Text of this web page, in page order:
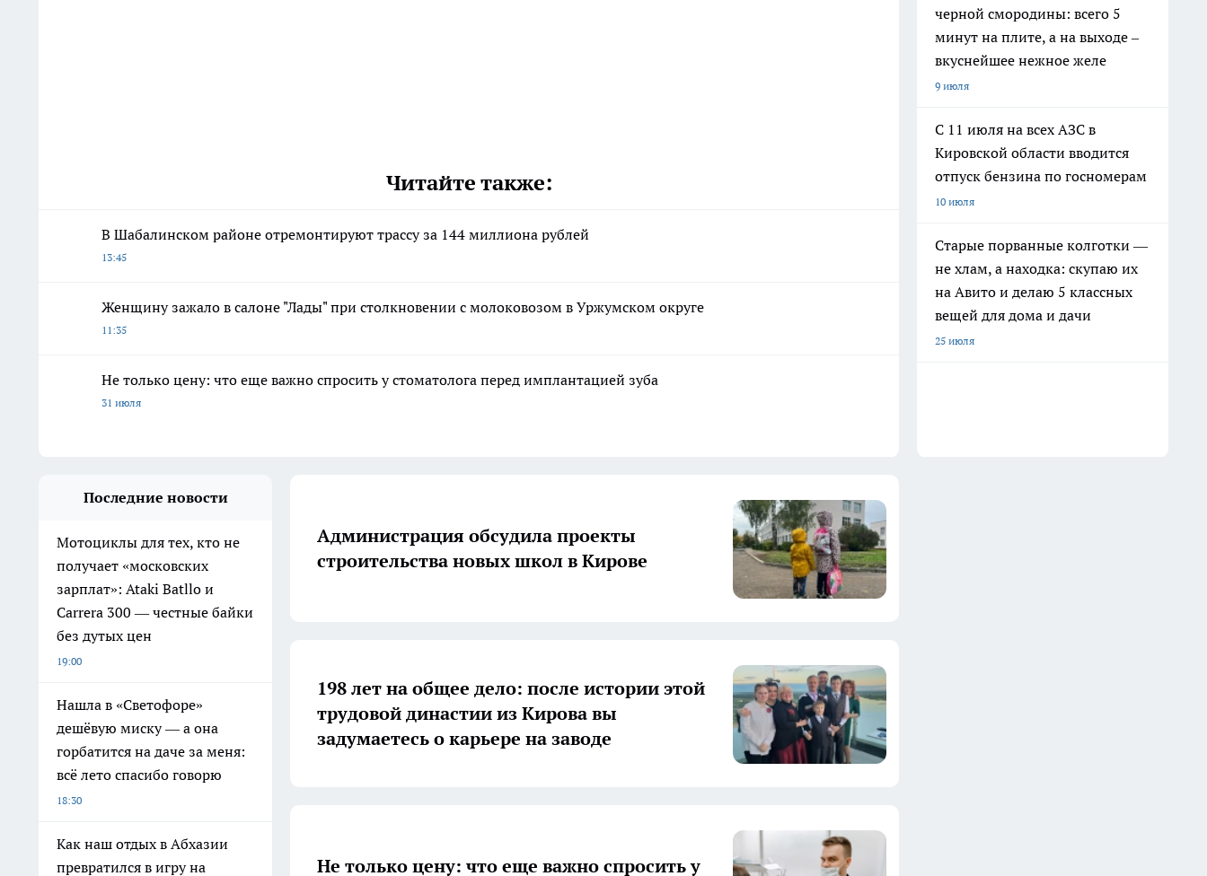
Читайте также:
В Шабалинском районе отремонтируют трассу за 144 миллиона рублей
13:45
Женщину зажало в салоне "Лады" при столкновении с молоковозом в Уржумском округе
11:35
Не только цену: что еще важно спросить у стоматолога перед имплантацией зуба
31 июля
черной смородины: всего 5
минут на плите, а на выходе –
вкуснейшее нежное желе
9 июля
С 11 июля на всех АЗС в
Кировской области вводится
отпуск бензина по госномерам
10 июля
Старые порванные колготки —
не хлам, а находка: скупаю их
на Авито и делаю 5 классных
вещей для дома и дачи
25 июля
Последние новости
Мотоциклы для тех, кто не
получает «московских
зарплат»: Ataki Batllo и
Carrera 300 — честные байки
без дутых цен
19:00
Нашла в «Светофоре»
дешёвую миску — а она
горбатится на даче за меня:
всё лето спасибо говорю
18:30
Как наш отдых в Абхазии
превратился в игру на
Администрация обсудила проекты
строительства новых школ в Кирове
198 лет на общее дело: после истории этой
трудовой династии из Кирова вы
задумаетесь о карьере на заводе
Не только цену: что еще важно спросить у